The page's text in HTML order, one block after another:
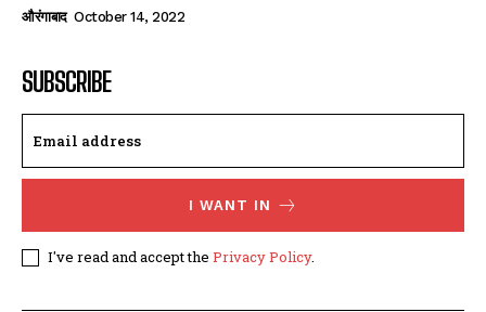
औरंगाबाद October 14, 2022
SUBSCRIBE
I WANT IN
I've read and accept the Privacy Policy.